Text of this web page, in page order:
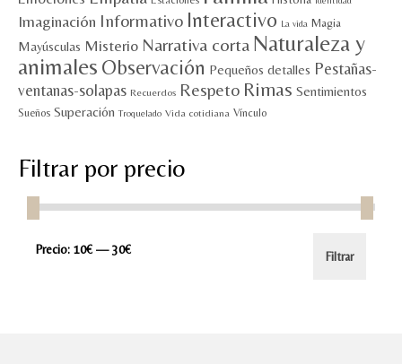
Imaginación Informativo Interactivo La vida Magia
Mayúsculas Misterio Narrativa corta Naturaleza y
animales Observación Pequeños detalles Pestañas-
ventanas-solapas Recuerdos Respeto Rimas Sentimientos
Sueños Superación Troquelado Vida cotidiana Vínculo
Filtrar por precio
Precio
Precio
Filtrar
Precio: 10€ —30€